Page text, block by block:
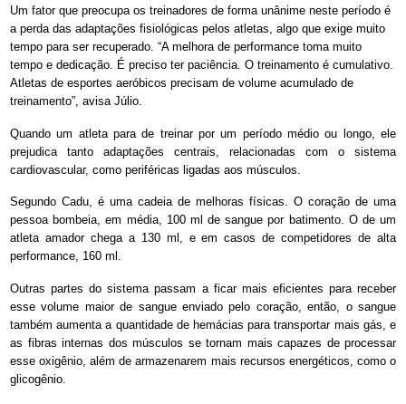
Um fator que preocupa os treinadores de forma unânime neste período é
a perda das adaptações fisiológicas pelos atletas, algo que exige muito
tempo para ser recuperado. “A melhora de performance toma muito
tempo e dedicação. É preciso ter paciência. O treinamento é cumulativo.
Atletas de esportes aeróbicos precisam de volume acumulado de
treinamento”, avisa Júlio.
Quando um atleta para de treinar por um período médio ou longo, ele
prejudica tanto adaptações centrais, relacionadas com o sistema
cardiovascular, como periféricas ligadas aos músculos.
Segundo Cadu, é uma cadeia de melhoras físicas. O coração de uma
pessoa bombeia, em média, 100 ml de sangue por batimento. O de um
atleta amador chega a 130 ml, e em casos de competidores de alta
performance, 160 ml.
Outras partes do sistema passam a ficar mais eficientes para receber
esse volume maior de sangue enviado pelo coração, então, o sangue
também aumenta a quantidade de hemácias para transportar mais gás, e
as fibras internas dos músculos se tornam mais capazes de processar
esse oxigênio, além de armazenarem mais recursos energéticos, como o
glicogênio.